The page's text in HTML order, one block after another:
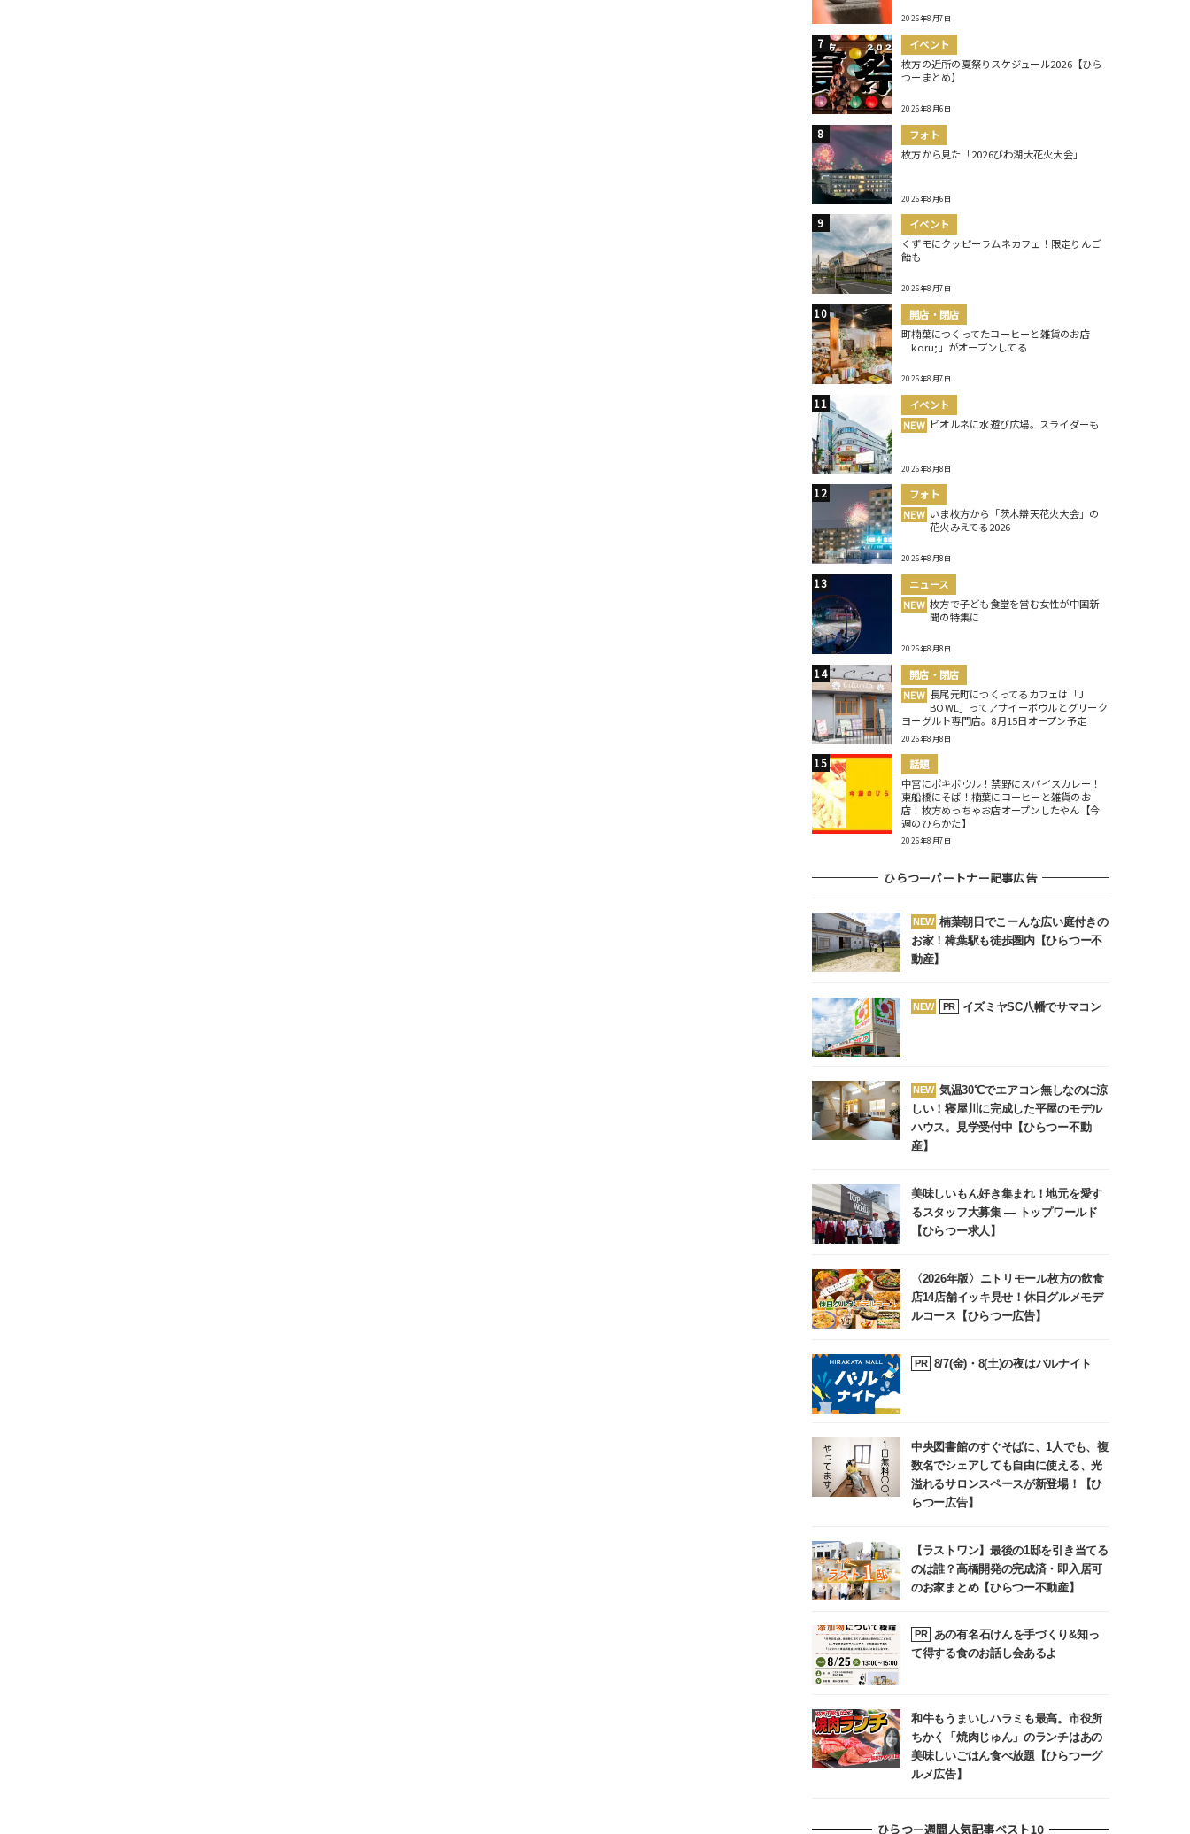
2026年8月7日
イベント
枚方の近所の夏祭りスケジュール2026【ひら
つーまとめ】
2026年8月6日
フォト
枚方から見た「2026びわ湖大花火大会」
2026年8月6日
イベント
くずモにクッピーラムネカフェ！限定りんご
飴も
2026年8月7日
開店・閉店
町楠葉につくってたコーヒーと雑貨のお店
「koru;」がオープンしてる
2026年8月7日
イベント
NEW ビオルネに水遊び広場。スライダーも
2026年8月8日
フォト
NEW いま枚方から「茨木辯天花火大会」の
花火みえてる2026
2026年8月8日
ニュース
NEW 枚方で子ども食堂を営む女性が中国新
聞の特集に
2026年8月8日
開店・閉店
NEW 長尾元町につくってるカフェは「J
BOWL」ってアサイーボウルとグリーク
ヨーグルト専門店。8月15日オープン予定
2026年8月8日
話題
中宮にポキボウル！禁野にスパイスカレー！
東船橋にそば！楠葉にコーヒーと雑貨のお
店！枚方めっちゃお店オープンしたやん【今
週のひらかた】
2026年8月7日
ひらつーパートナー記事広告
NEW 楠葉朝日でこーんな広い庭付きの
お家！樟葉駅も徒歩圏内【ひらつー不
動産】
NEW PR イズミヤSC八幡でサマコン
NEW 気温30℃でエアコン無しなのに涼
しい！寝屋川に完成した平屋のモデル
ハウス。見学受付中【ひらつー不動
産】
美味しいもん好き集まれ！地元を愛す
るスタッフ大募集 ― トップワールド
【ひらつー求人】
〈2026年版〉ニトリモール枚方の飲食
店14店舗イッキ見せ！休日グルメモデ
ルコース【ひらつー広告】
PR 8/7(金)・8(土)の夜はバルナイト
中央図書館のすぐそばに、1人でも、複
数名でシェアしても自由に使える、光
溢れるサロンスペースが新登場！【ひ
らつー広告】
【ラストワン】最後の1邸を引き当てる
のは誰？高橋開発の完成済・即入居可
のお家まとめ【ひらつー不動産】
PR
あの有名石けんを手づくり&知っ
て得する食のお話し会あるよ
和牛もうまいしハラミも最高。市役所
ちかく「焼肉じゅん」のランチはあの
美味しいごはん食べ放題【ひらつーグ
ルメ広告】
ひらつー週間人気記事ベスト10